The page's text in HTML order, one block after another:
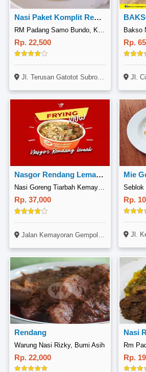
Nasi Paket Komplit Rendang
RM Padang Samo Bundo, Kiaracondong
Rp. 22,500
Jl. Terusan Gatotot Subroto No. 473, Kiaracondong, Bandung
Bakso
Rp.
Jl.
Nasgor Rendang Lemak Pedas Sedang
Nasi Goreng Tiarbah Kemayora
Rp. 37,000
Jalan Kemayoran Gempol RT 02 RW 08 No 19
Rp.
Jl.
Rendang
Warung Nasi Rizky, Bumi Asih
Rp. 22,000
Nasi
Rm
Rp.